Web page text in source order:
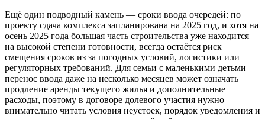
Ещё один подводный камень — сроки ввода очередей: по
проекту сдача комплекса запланирована на 2025 год, и хотя на
осень 2025 года большая часть строительства уже находится
на высокой степени готовности, всегда остаётся риск
смещения сроков из за погодных условий, логистики или
регуляторных требований. Для семьи с маленькими детьми
перенос ввода даже на несколько месяцев может означать
продление аренды текущего жилья и дополнительные
расходы, поэтому в договоре долевого участия нужно
внимательно читать условия неустоек, порядок уведомления и